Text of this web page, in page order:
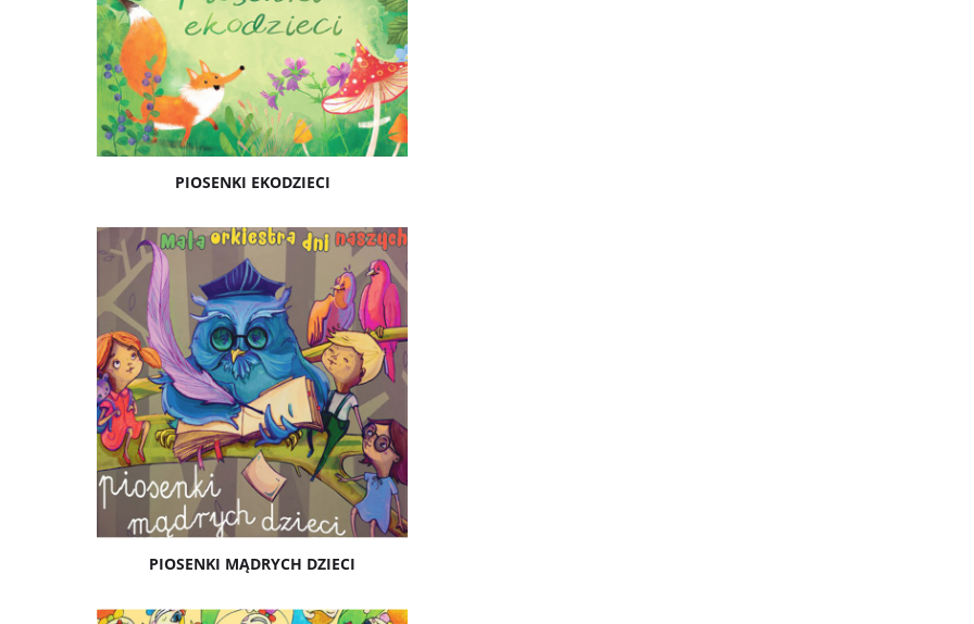
PIOSENKI EKODZIECI
PIOSENKI MĄDRYCH DZIECI